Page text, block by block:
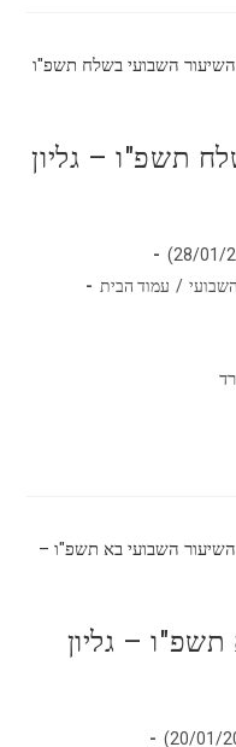
תשפ"ו – גליון
/ עמוד הבית
– גליון